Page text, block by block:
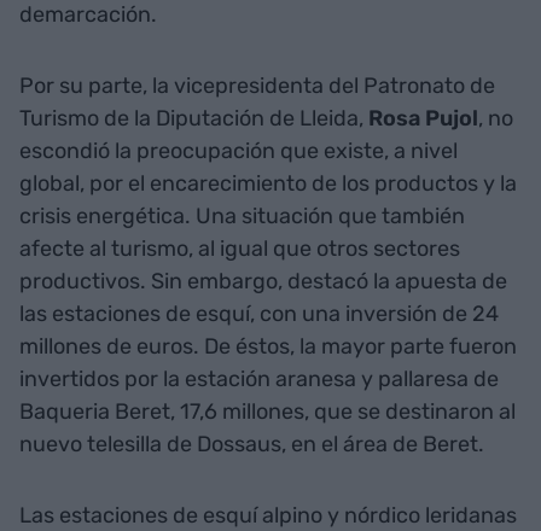
demarcación.
Por su parte, la vicepresidenta del Patronato de
Turismo de la Diputación de Lleida, Rosa Pujol, no
escondió la preocupación que existe, a nivel
global, por el encarecimiento de los productos y la
crisis energética. Una situación que también
afecte al turismo, al igual que otros sectores
productivos. Sin embargo, destacó la apuesta de
las estaciones de esquí, con una inversión de 24
millones de euros. De éstos, la mayor parte fueron
invertidos por la estación aranesa y pallaresa de
Baqueria Beret, 17,6 millones, que se destinaron al
nuevo telesilla de Dossaus, en el área de Beret.
Las estaciones de esquí alpino y nórdico leridanas